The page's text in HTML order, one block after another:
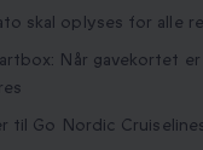
skal oplyses for alle
Når gavekortet
til Go Nordic